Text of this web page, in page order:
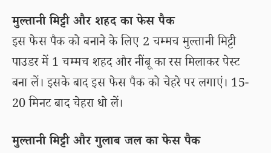
मुल्तानी मिट्टी और शहद का फेस पैक
इस फेस पैक को बनाने के लिए 2 चम्मच मुल्तानी मिट्टी
पाउडर में 1 चम्मच शहद और नींबू का रस मिलाकर पेस्ट
बना लें। इसके बाद इस फेस पैक को चेहरे पर लगाएं। 15-
20 मिनट बाद चेहरा धो लें।
मुल्तानी मिट्टी और गुलाब जल का फेस पैक